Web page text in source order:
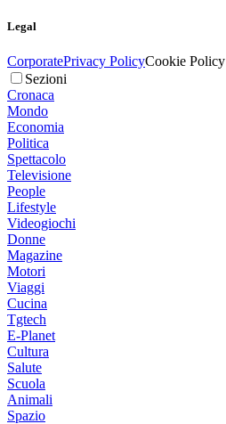
Legal
CorporatePrivacy PolicyCookie Policy
Sezioni
Cronaca
Mondo
Economia
Politica
Spettacolo
Televisione
People
Lifestyle
Videogiochi
Donne
Magazine
Motori
Viaggi
Cucina
Tgtech
E-Planet
Cultura
Salute
Scuola
Animali
Spazio